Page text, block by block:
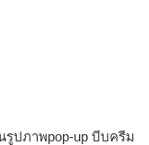
รูปภาพpop-up บีบครีม